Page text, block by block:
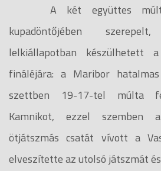
A két együttes múlt
kupadöntőjében
lelkiállapotban készülhetett
fináléjára: a Maribor
szettben 19-17-tel múlta
Kamnikot, ezzel szemben
ötjátszmás csatát vívott a
elveszítette az utolsó játszmát